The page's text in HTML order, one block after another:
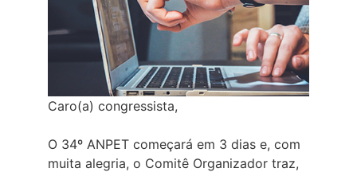
Caro(a) congressista,
O 34º ANPET começará em 3 dias e, com
muita alegria, o Comitê Organizador traz,